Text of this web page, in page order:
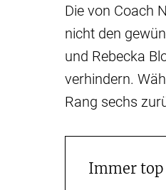
Die von Coach
nicht den
und Rebecka
verhindern.
Rang sechs
Immer